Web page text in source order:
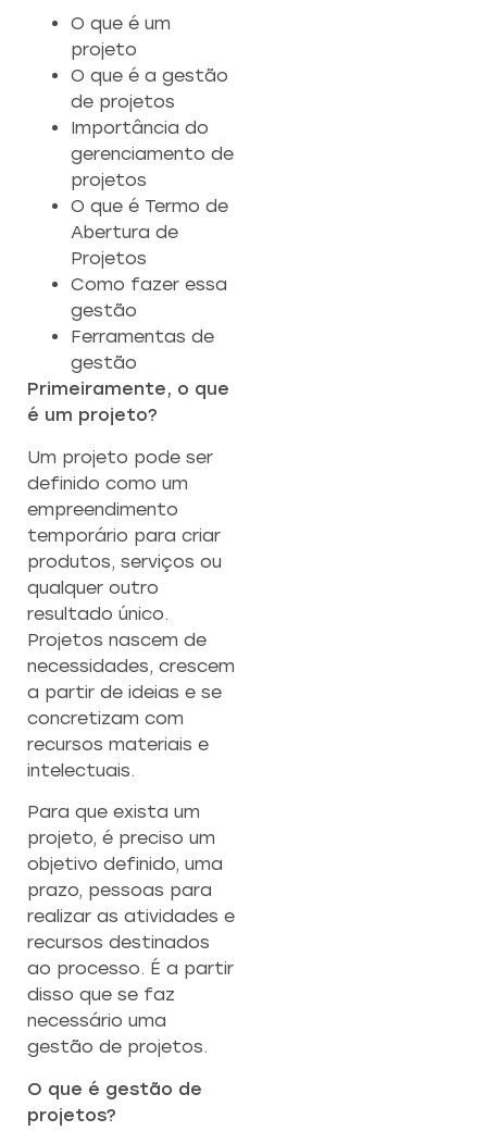
O que é um
projeto
O que é a gestão
de projetos
Importância do
gerenciamento de
projetos
O que é Termo de
Abertura de
Projetos
Como fazer essa
gestão
Ferramentas de
gestão
Primeiramente, o que
é um projeto?
Um projeto pode ser
definido como um
empreendimento
temporário para criar
produtos, serviços ou
qualquer outro
resultado único.
Projetos nascem de
necessidades, crescem
a partir de ideias e se
concretizam com
recursos materiais e
intelectuais.
Para que exista um
projeto, é preciso um
objetivo definido, uma
prazo, pessoas para
realizar as atividades e
recursos destinados
ao processo. É a partir
disso que se faz
necessário uma
gestão de projetos.
O que é gestão de
projetos?